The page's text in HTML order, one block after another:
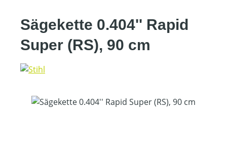
Sägekette 0.404'' Rapid
Super (RS), 90 cm
Bildergalerie überspringen